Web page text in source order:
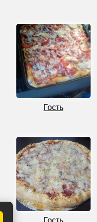
Гость
Гость